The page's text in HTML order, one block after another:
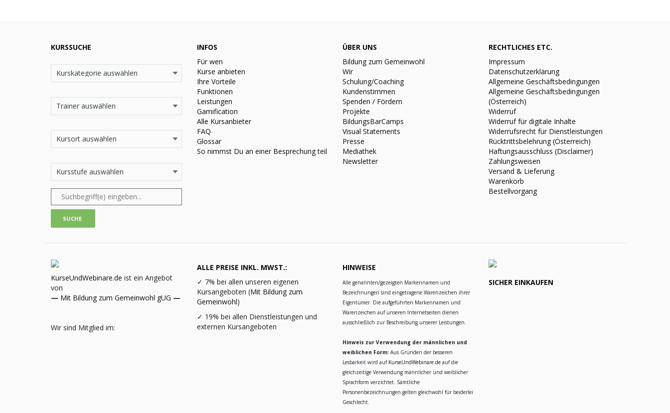
KURSSUCHE
INFOS
Für wen
Kurse anbieten
Ihre Vorteile
Funktionen
Leistungen
Gamification
Alle Kursanbieter
FAQ
Glossar
So nimmst Du an einer Besprechung teil
ÜBER UNS
Bildung zum Gemeinwohl
Wir
Schulung/Coaching
Kundenstimmen
Spenden / Fördern
Projekte
BildungsBarCamps
Visual Statements
Presse
Mediathek
Newsletter
RECHTLICHES ETC.
Impressum
Datenschutzerklärung
Allgemeine Geschäftsbedingungen
Allgemeine Geschäftsbedingungen
(Österreich)
Widerruf
Widerruf für digitale Inhalte
Widerrufsrecht für Dienstleistungen
Rücktrittsbelehrung (Österreich)
Haftungsausschluss (Disclaimer)
Zahlungsweisen
Versand & Lieferung
Warenkorb
Bestellvorgang
KurseUndWebinare.de ist ein Angebot
von
— Mit Bildung zum Gemeinwohl gUG —
Wir sind Mitglied im:
ALLE PREISE INKL. MWST.:
✓ 7% bei allen unseren eigenen
Kursangeboten (Mit Bildung zum
Gemeinwohl)
✓ 19% bei allen Dienstleistungen und
externen Kursangeboten
HINWEISE
Alle genannten/gezeigten Markennamen und
Bezeichnungen sind eingetragene Warenzeichen ihrer
Eigentümer. Die aufgeführten Markennamen und
Warenzeichen auf unseren Internetseiten dienen
ausschließlich zur Beschreibung unserer Leistungen.
Hinweis zur Verwendung der männlichen und
weiblichen Form: Aus Gründen der besseren
Lesbarkeit wird auf KurseUndWebinare.de auf die
gleichzeitige Verwendung männlicher und weiblicher
Sprachform verzichtet. Sämtliche
Personenbezeichnungen gelten gleichwohl für beiderlei
Geschlecht.
SICHER EINKAUFEN